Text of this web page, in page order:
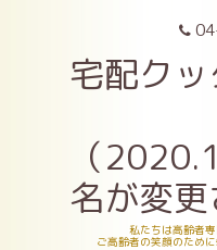
宅配ク
（
名が変更
私たちは高齢者
ご高齢者の笑顔のため